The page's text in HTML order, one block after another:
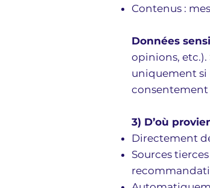
Contenus :
Données
opinions,
uniquement si
consentement
3) D’où
Directement
Sources